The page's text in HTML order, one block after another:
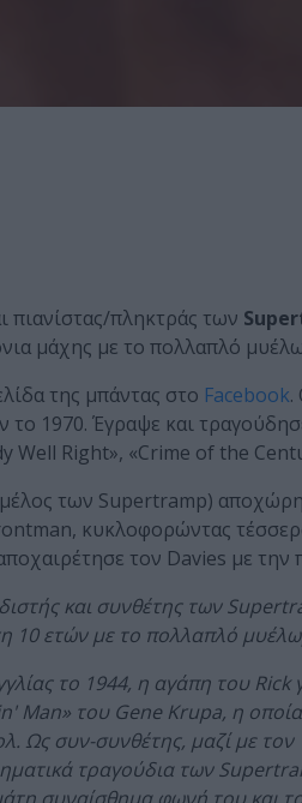
πιανίστας/πληκτράς των
μάχης με το πολλαπλό
της μπάντας στο Facebook.
1970. Έγραψε και
Well Right», «Crime of the
των Supertramp)
κυκλοφορώντας
τον Davies με
και συνθέτης των
10 ετών με το πολλαπλό
το 1944, η αγάπη του Rick
Man» του Gene Krupa, η οποία
Ως συν-συνθέτης, μαζί με
τραγούδια των